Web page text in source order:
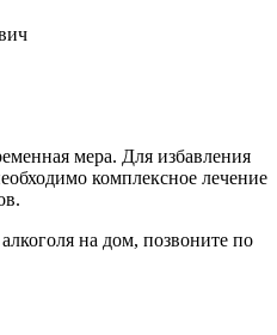
мера. Для избавления
комплексное лечение
на дом, позвоните по